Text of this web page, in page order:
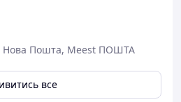
Нова Пошта, Meest ПОШТА
все